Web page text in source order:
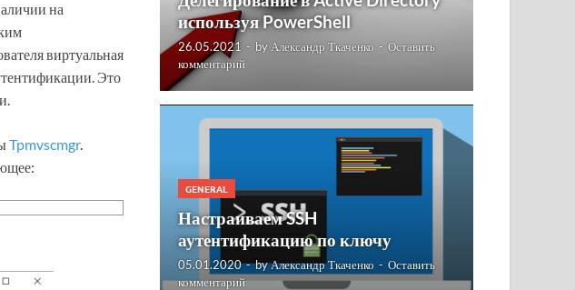
на
виртуальная
Это
Tpmvscmgr.
используя PowerShell
26.05.2021 - by Александр Ткаченко - Оставить
комментарий
GENERAL
Настраиваем SSH
аутентификацию по ключу
05.01.2020-byАлександр Ткаченко - Оставить
комментарий